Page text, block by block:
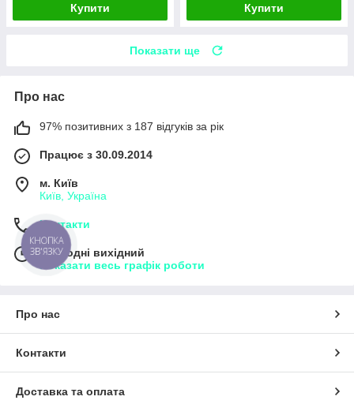
Купити Купити
Показати ще
Про нас
97% позитивних з 187 відгуків за рік
Працює з 30.09.2014
м. Київ
Київ, Україна
Контакти
Сьогодні вихідний
Показати весь графік роботи
Про нас
Контакти
Доставка та оплата
КНОПКА
ЗВ'ЯЗКУ